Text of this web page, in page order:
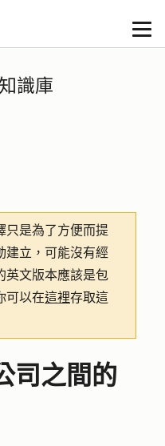
知識庫
只是為了方便而提
建立，可能沒有經
英文版本應該是包
可以在這裡存取這
司之間的